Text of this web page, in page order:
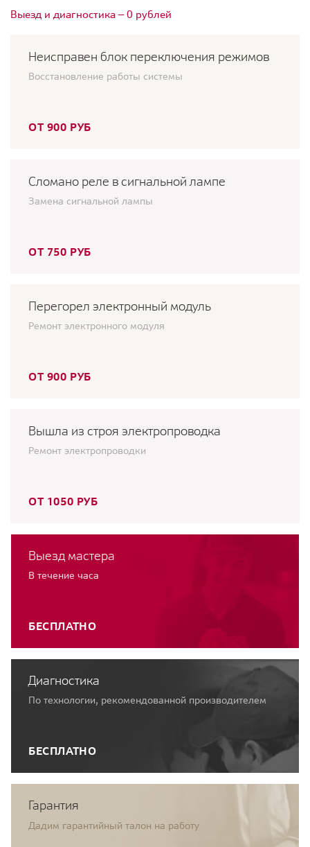
Выезд и диагностика — 0 рублей
Неисправен блок переключения режимов
Восстановление работы системы
ОТ 900 РУБ
Сломано реле в сигнальной лампе
Замена сигнальной лампы
ОТ 750 РУБ
Перегорел электронный модуль
Ремонт электронного модуля
ОТ 900 РУБ
Вышла из строя электропроводка
Ремонт электропроводки
ОТ 1050 РУБ
Выезд мастера
В течение часа
БЕСПЛАТНО
Диагностика
По технологии, рекомендованной производителем
БЕСПЛАТНО
Гарантия
Дадим гарантийный талон на работу